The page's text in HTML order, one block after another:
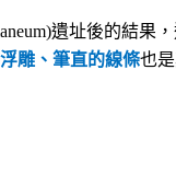
遺址後的結果
雕、筆直的線條也